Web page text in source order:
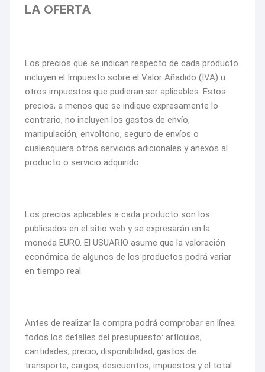
LA OFERTA
Los precios que se indican respecto de cada producto
incluyen el Impuesto sobre el Valor Añadido (IVA) u
otros impuestos que pudieran ser aplicables. Estos
precios, a menos que se indique expresamente lo
contrario, no incluyen los gastos de envío,
manipulación, envoltorio, seguro de envíos o
cualesquiera otros servicios adicionales y anexos al
producto o servicio adquirido.
Los precios aplicables a cada producto son los
publicados en el sitio web y se expresarán en la
moneda EURO. El USUARIO asume que la valoración
económica de algunos de los productos podrá variar
en tiempo real.
Antes de realizar la compra podrá comprobar en línea
todos los detalles del presupuesto: artículos,
cantidades, precio, disponibilidad, gastos de
transporte, cargos, descuentos, impuestos y el total